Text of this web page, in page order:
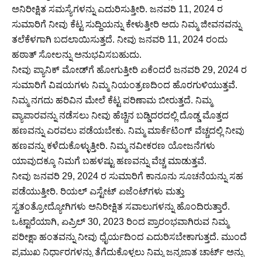
ಅನಿರೀಕ್ಷಿತ ಸಮಸ್ಯೆಗಳನ್ನು ಎದುರಿಸುತ್ತೀರಿ. ಜನವರಿ 11, 2024 ರ
ಸುಮಾರಿಗೆ ನೀವು ಕೆಟ್ಟ ಸುದ್ದಿಯನ್ನು ಕೇಳುತ್ತೀರಿ ಅದು ನಿಮ್ಮ ಜೀವನವನ್ನು
ತಲೆಕೆಳಗಾಗಿ ಬದಲಾಯಿಸುತ್ತದೆ. ನೀವು ಜನವರಿ 11, 2024 ರಂದು
ಹಠಾತ್ ಸೋಲನ್ನು ಅನುಭವಿಸಬಹುದು.
ನೀವು ಪ್ಯಾನಿಕ್ ಮೋಡ್‌ಗೆ ಹೋಗುತ್ತೀರಿ ಏಕೆಂದರೆ ಜನವರಿ 29, 2024 ರ
ಸುಮಾರಿಗೆ ವಿಷಯಗಳು ನಿಮ್ಮ ನಿಯಂತ್ರಣದಿಂದ ಹೊರಗುಳಿಯುತ್ತವೆ.
ನಿಮ್ಮ ನಗದು ಹರಿವಿನ ಮೇಲೆ ಕೆಟ್ಟ ಪರಿಣಾಮ ಬೀರುತ್ತದೆ. ನಿಮ್ಮ
ವ್ಯಾಪಾರವನ್ನು ನಡೆಸಲು ನೀವು ಹೆಚ್ಚಿನ ಬಡ್ಡಿದರದಲ್ಲಿ ದೊಡ್ಡ ಮೊತ್ತದ
ಹಣವನ್ನು ಎರವಲು ಪಡೆಯಬೇಕು. ನಿಮ್ಮ ಮಾರ್ಕೆಟಿಂಗ್ ವೆಚ್ಚದಲ್ಲಿ ನೀವು
ಹಣವನ್ನು ಕಳೆದುಕೊಳ್ಳುತ್ತೀರಿ. ನಿಮ್ಮ ನವೀಕರಣ ಯೋಜನೆಗಳು
ಯಾವುದಕ್ಕೂ ನಿಮಗೆ ಬಹಳಷ್ಟು ಹಣವನ್ನು ವೆಚ್ಚ ಮಾಡುತ್ತವೆ.
ನೀವು ಜನವರಿ 29, 2024 ರ ಸುಮಾರಿಗೆ ಕಾನೂನು ಸೂಚನೆಯನ್ನು ಸಹ
ಪಡೆಯುತ್ತೀರಿ. ರಿಯಲ್ ಎಸ್ಟೇಟ್ ಏಜೆಂಟ್‌ಗಳು ಮತ್ತು
ಸ್ವತಂತ್ರೋದ್ಯೋಗಿಗಳು ಅನಿರೀಕ್ಷಿತ ಸವಾಲುಗಳನ್ನು ಹೊಂದಿರುತ್ತಾರೆ.
ಒಟ್ಟಾರೆಯಾಗಿ, ಏಪ್ರಿಲ್ 30, 2023 ರಿಂದ ಪ್ರಾರಂಭವಾಗಿರುವ ನಿಮ್ಮ
ಪರೀಕ್ಷಾ ಹಂತವನ್ನು ನೀವು ಧೈರ್ಯದಿಂದ ಎದುರಿಸಬೇಕಾಗುತ್ತದೆ. ಮುಂದೆ
ಪ್ರಮುಖ ನಿರ್ಧಾರಗಳನ್ನು ತೆಗೆದುಕೊಳ್ಳಲು ನಿಮ್ಮ ಜನ್ಮಜಾತ ಚಾರ್ಟ್ ಅನ್ನು